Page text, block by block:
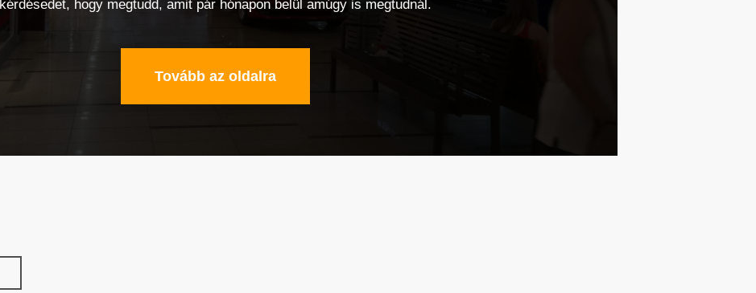
kérdésedet, hogy megtudd, amit pár hónapon belül amúgy is megtudnál.
Tovább az oldalra